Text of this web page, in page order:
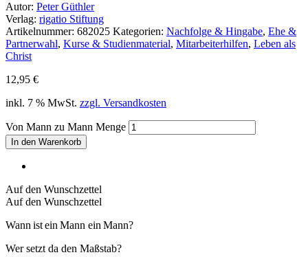
Autor: Peter Güthler
Verlag: rigatio Stiftung
Artikelnummer: 682025 Kategorien: Nachfolge & Hingabe, Ehe &
Partnerwahl, Kurse & Studienmaterial, Mitarbeiterhilfen, Leben als
Christ
12,95 €
inkl. 7 % MwSt. zzgl. Versandkosten
Von Mann zu Mann Menge
In den Warenkorb
Auf den Wunschzettel
Auf den Wunschzettel
Wann ist ein Mann ein Mann?
Wer setzt da den Maßstab?